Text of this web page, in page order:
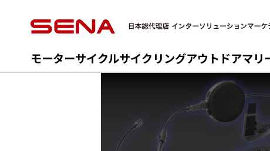
モーターサイクルサイクリングアウトドアマリ